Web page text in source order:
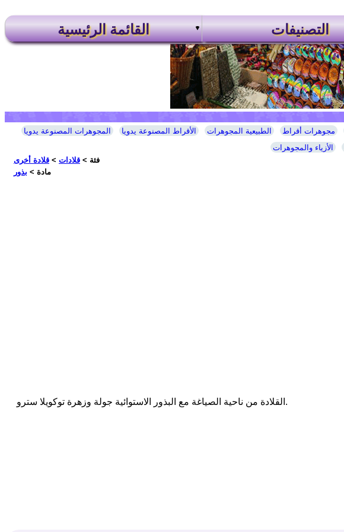
القائمة الرئيسية التصنيفات
المجوهرات المصنوعة يدويا الأقراط المصنوعة يدويا الطبيعية المجوهرات مجوهرات أقراط
الأزياء والمجوهرات
فئة > قلادات > قلادة أخرى
مادة > بذور
القلادة من ناحية الصياغة مع البذور الاستوائية جولة وزهرة توكويلا سترو.